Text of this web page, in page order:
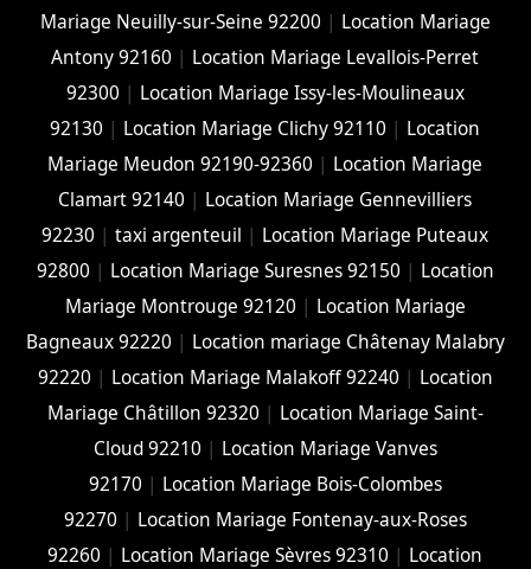
Mariage Neuilly-sur-Seine 92200 | Location Mariage
Antony 92160 | Location Mariage Levallois-Perret
92300 | Location Mariage Issy-les-Moulineaux
92130 | Location Mariage Clichy 92110 | Location
Mariage Meudon 92190-92360 | Location Mariage
Clamart 92140 | Location Mariage Gennevilliers
92230 |taxi argenteuil | Location Mariage Puteaux
92800 | Location Mariage Suresnes 92150 | Location
Mariage Montrouge 92120 | Location Mariage
Bagneaux 92220 | Location mariage Châtenay Malabry
92220 | Location Mariage Malakoff 92240 | Location
Mariage Châtillon 92320 | Location Mariage Saint-
Cloud 92210 | Location Mariage Vanves
92170 | Location Mariage Bois-Colombes
92270 | Location Mariage Fontenay-aux-Roses
92260 | Location Mariage Sèvres 92310 | Location